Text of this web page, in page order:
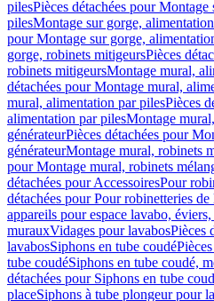
pilesPièces détachées pour
pilesMontage sur gorge,
pour Montage sur gorge,
gorge, robinets mitigeursPièces
robinets mitigeursMontage mural,
détachées pour Montage mural,
mural, alimentation par pilesPièces
alimentation par pilesMontage
générateurPièces détachées pour
générateurMontage mural, robinets
pour Montage mural, robinets
détachées pour AccessoiresPour
détachées pour Pour robinetteries de
appareils pour espace lavabo,
murauxVidages pour lavabosPièces
lavabosSiphons en tube coudé
tube coudéSiphons en tube coudé,
détachées pour Siphons en tube
placeSiphons à tube plongeur pour